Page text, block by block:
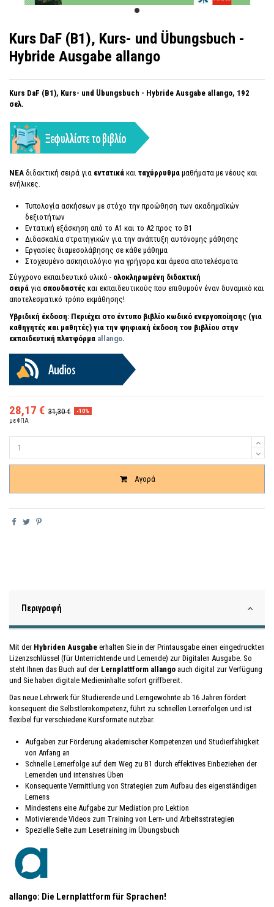
Kurs DaF (Β1), Kurs- und Übungsbuch -
Hybride Ausgabe allango
Kurs DaF (Β1), Kurs- und Übungsbuch - Hybride Ausgabe allango, 192
σελ.
ΝEA διδακτική σειρά για εντατικά και ταχύρρυθμα μαθήματα με νέους και
ενήλικες.
Τυπολογία ασκήσεων με στόχο την προώθηση των ακαδημαϊκών
δεξιοτήτων
Εντατική εξάσκηση από το Α1 και το Α2 προς το Β1
Διδασκαλία στρατηγικών για την ανάπτυξη αυτόνομης μάθησης
Εργασίες διαμεσολάβησης σε κάθε μάθημα
Στοχευμένο ασκησιολόγιο για γρήγορα και άμεσα αποτελέσματα
Σύγχρονο εκπαιδευτικό υλικό - ολοκληρωμένη διδακτική
σειρά για σπουδαστές και εκπαιδευτικούς που επιθυμούν έναν δυναμικό και
αποτελεσματικό τρόπο εκμάθησης!
Υβριδική έκδοση: Περιέχει στο έντυπο βιβλίο κωδικό ενεργοποίησης (για
καθηγητές και μαθητές) για την ψηφιακή έκδοση του βιβλίου στην
εκπαιδευτική πλατφόρμα allango.
28,17 € 31,30 € -10%
με ΦΠΑ
Αγορά
Περιγραφή
Mit der Hybriden Ausgabe erhalten Sie in der Printausgabe einen eingedruckten
Lizenzschlüssel (für Unterrichtende und Lernende) zur Digitalen Ausgabe. So
steht Ihnen das Buch auf der Lernplattform allango auch digital zur Verfügung
und Sie haben digitale Medieninhalte sofort griffbereit.
Das neue Lehrwerk für Studierende und Lerngewohnte ab 16 Jahren fördert
konsequent die Selbstlernkompetenz, führt zu schnellen Lernerfolgen und ist
flexibel für verschiedene Kursformate nutzbar.
Aufgaben zur Förderung akademischer Kompetenzen und Studierfähigkeit
von Anfang an
Schnelle Lernerfolge auf dem Weg zu B1 durch effektives Einbeziehen der
Lernenden und intensives Üben
Konsequente Vermittlung von Strategien zum Aufbau des eigenständigen
Lernens
Mindestens eine Aufgabe zur Mediation pro Lektion
Motivierende Videos zum Training von Lern- und Arbeitsstrategien
Spezielle Seite zum Lesetraining im Übungsbuch
allango: Die Lernplattform für Sprachen!